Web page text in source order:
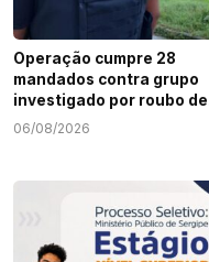
Operação cumpre 28
mandados contra grupo
investigado por roubo de
cargas e tráfico de drogas
06/08/2026